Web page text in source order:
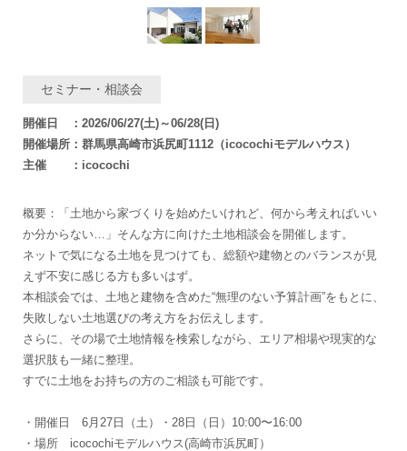
セミナー・相談会
開催日 ：2026/06/27(土)～06/28(日)
開催場所：群馬県高崎市浜尻町1112（icocochiモデルハウス）
主催 ：icocochi
概要：「土地から家づくりを始めたいけれど、何から考えればいい
か分からない…」そんな方に向けた土地相談会を開催します。
ネットで気になる土地を見つけても、総額や建物とのバランスが見
えず不安に感じる方も多いはず。
本相談会では、土地と建物を含めた“無理のない予算計画”をもとに、
失敗しない土地選びの考え方をお伝えします。
さらに、その場で土地情報を検索しながら、エリア相場や現実的な
選択肢も一緒に整理。
すでに土地をお持ちの方のご相談も可能です。
・開催日 6月27日（土）・28日（日）10:00〜16:00
・場所 icocochiモデルハウス(高崎市浜尻町）